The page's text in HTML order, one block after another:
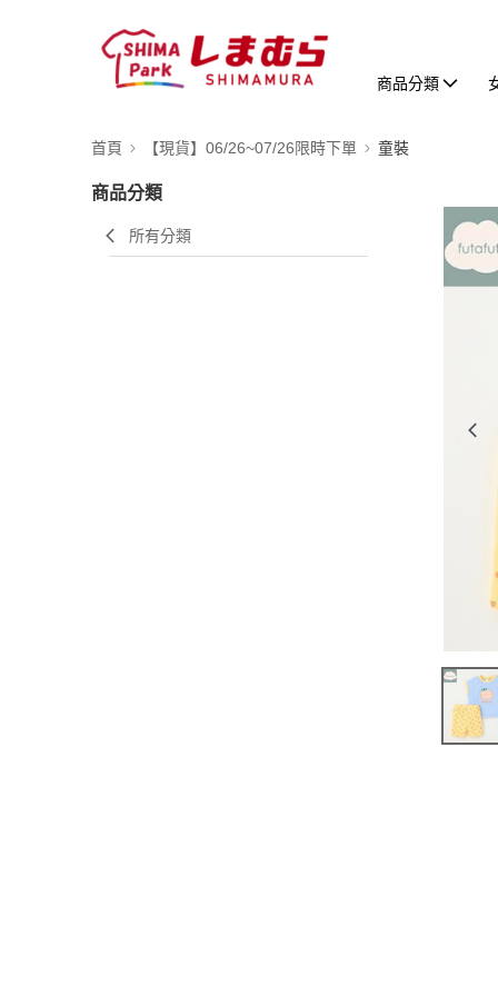
商品分類
首頁 【現貨】06/26~07/26限時下單 童裝
商品分類
所有分類